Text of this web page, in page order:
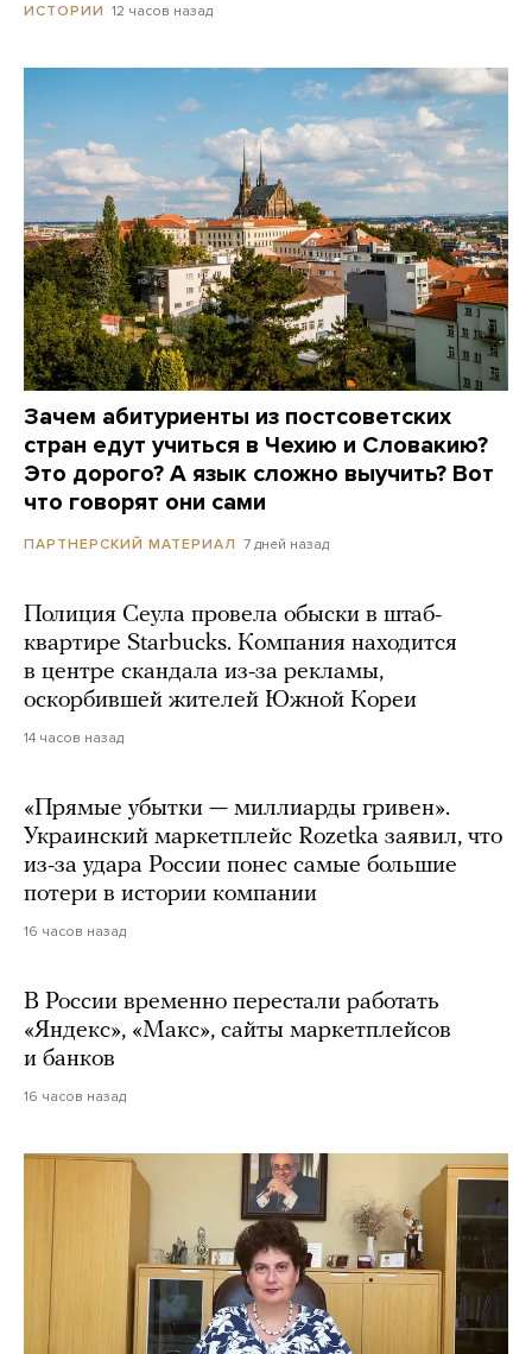
ИСТОРИИ 12 часов назад
Зачем абитуриенты из постсоветских
стран едут учиться в Чехию и Словакию?
Это дорого? А язык сложно выучить? Вот
что говорят они сами
ПАРТНЕРСКИЙ МАТЕРИАЛ 7 дней назад
Полиция Сеула провела обыски в штаб-
квартире Starbucks. Компания находится
в центре скандала из-за рекламы,
оскорбившей жителей Южной Кореи
14 часов назад
«Прямые убытки — миллиарды гривен».
Украинский маркетплейс Rozetka заявил, что
из-за удара России понес самые большие
потери в истории компании
16 часов назад
В России временно перестали работать
«Яндекс», «Макс», сайты маркетплейсов
и банков
16 часов назад